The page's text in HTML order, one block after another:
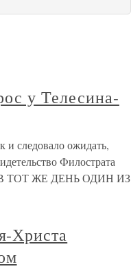
у Телесина-
и следовало ожидать,
Филострата
В ТОТ ЖЕ ДЕНЬ ОДИН ИЗ
Христа